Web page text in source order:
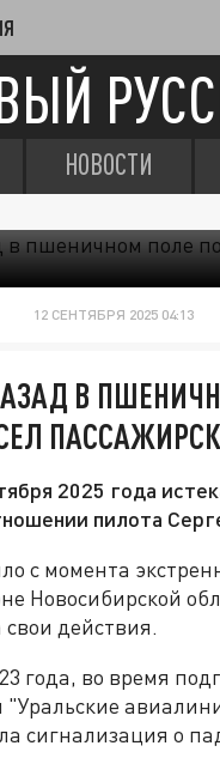
НОВОСТИ
12 СЕНТЯБРЯ 2025 04:13
В
2025 года
пилота
с момента
Новосибирской
свои действия.
года, во время
сигнализация о